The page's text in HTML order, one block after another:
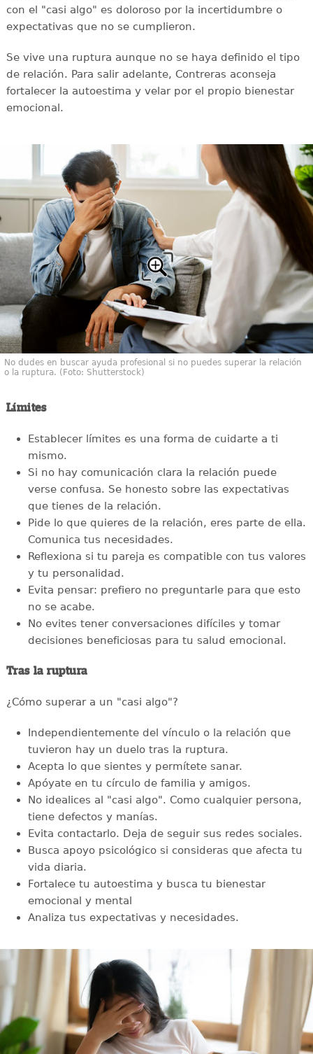
con el "casi algo" es doloroso por la incertidumbre o
expectativas que no se cumplieron.
Se vive una ruptura aunque no se haya definido el tipo
de relación. Para salir adelante, Contreras aconseja
fortalecer la autoestima y velar por el propio bienestar
emocional.
No dudes en buscar ayuda profesional si no puedes superar la relación
o la ruptura. (Foto: Shutterstock)
Límites
Establecer límites es una forma de cuidarte a ti
mismo.
Si no hay comunicación clara la relación puede
verse confusa. Se honesto sobre las expectativas
que tienes de la relación.
Pide lo que quieres de la relación, eres parte de ella.
Comunica tus necesidades.
Reflexiona si tu pareja es compatible con tus valores
y tu personalidad.
Evita pensar: prefiero no preguntarle para que esto
no se acabe.
No evites tener conversaciones difíciles y tomar
decisiones beneficiosas para tu salud emocional.
Tras la ruptura
¿Cómo superar a un "casi algo"?
Independientemente del vínculo o la relación que
tuvieron hay un duelo tras la ruptura.
Acepta lo que sientes y permítete sanar.
Apóyate en tu círculo de familia y amigos.
No idealices al "casi algo". Como cualquier persona,
tiene defectos y manías.
Evita contactarlo. Deja de seguir sus redes sociales.
Busca apoyo psicológico si consideras que afecta tu
vida diaria.
Fortalece tu autoestima y busca tu bienestar
emocional y mental
Analiza tus expectativas y necesidades.